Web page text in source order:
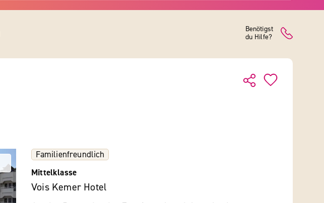
Benötigst
du Hilfe?
Familienfreundlich
Mittelklasse
Vois Kemer Hotel